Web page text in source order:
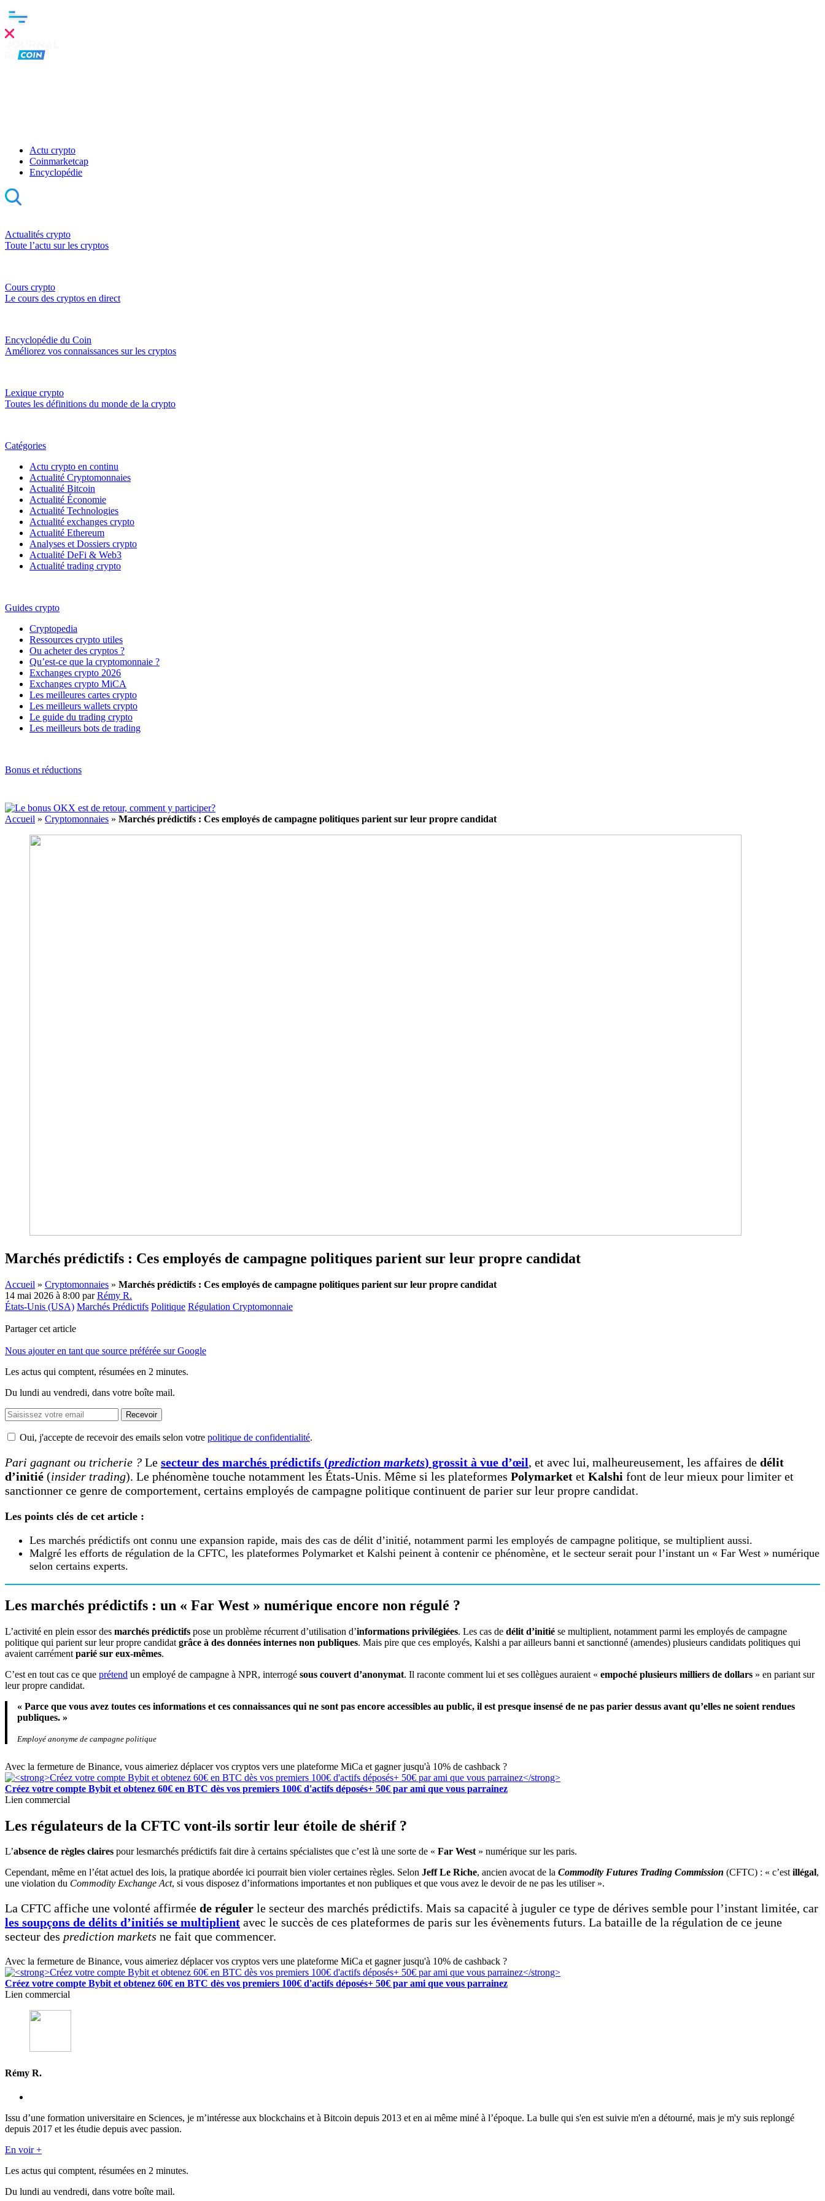
Actu crypto
Coinmarketcap
Encyclopédie
Actualités crypto
Toute l’actu sur les cryptos
Cours crypto
Le cours des cryptos en direct
Encyclopédie du Coin
Améliorez vos connaissances sur les cryptos
Lexique crypto
Toutes les définitions du monde de la crypto
Catégories
Actu crypto en continu
Actualité Cryptomonnaies
Actualité Bitcoin
Actualité Économie
Actualité Technologies
Actualité exchanges crypto
Actualité Ethereum
Analyses et Dossiers crypto
Actualité DeFi & Web3
Actualité trading crypto
Guides crypto
Cryptopedia
Ressources crypto utiles
Ou acheter des cryptos ?
Qu’est-ce que la cryptomonnaie ?
Exchanges crypto 2026
Exchanges crypto MiCA
Les meilleures cartes crypto
Les meilleurs wallets crypto
Le guide du trading crypto
Les meilleurs bots de trading
Bonus et réductions
Accueil » Cryptomonnaies » Marchés prédictifs : Ces employés de campagne politiques parient sur leur propre candidat
Marchés prédictifs : Ces employés de campagne politiques parient sur leur propre candidat
Accueil » Cryptomonnaies » Marchés prédictifs : Ces employés de campagne politiques parient sur leur propre candidat
14 mai 2026 à 8:00 parRémy R.
États-Unis (USA) Marchés Prédictifs Politique Régulation Cryptomonnaie
Partager cet article
Nous ajouter en tant que source préférée sur Google
Les actus qui comptent, résumées en 2 minutes.
Du lundi au vendredi, dans votre boîte mail.
Recevoir
Oui, j'accepte de recevoir des emails selon votre politique de confidentialité.
Pari gagnant ou tricherie ? Le secteur des marchés prédictifs (prediction markets) grossit à vue d’œil, et avec lui, malheureusement, les affaires de délit
d’initié (insider trading). Le phénomène touche notamment les États-Unis. Même si les plateformes Polymarket et Kalshi font de leur mieux pour limiter et
sanctionner ce genre de comportement, certains employés de campagne politique continuent de parier sur leur propre candidat.
Les points clés de cet article :
Les marchés prédictifs ont connu une expansion rapide, mais des cas de délit d’initié, notamment parmi les employés de campagne politique, se multiplient aussi.
Malgré les efforts de régulation de la CFTC, les plateformes Polymarket et Kalshi peinent à contenir ce phénomène, et le secteur serait pour l’instant un « Far West » numérique
selon certains experts.
Les marchés prédictifs : un « Far West » numérique encore non régulé ?
L’activité en plein essor des marchés prédictifs pose un problème récurrent d’utilisation d’informations privilégiées. Les cas de délit d’initié se multiplient, notamment parmi les employés de campagne
politique qui parient sur leur propre candidat grâce à des données internes non publiques. Mais pire que ces employés, Kalshi a par ailleurs banni et sanctionné (amendes) plusieurs candidats politiques qui
avaient carrément parié sur eux-mêmes.
C’est en tout cas ce que prétend un employé de campagne à NPR, interrogé sous couvert d’anonymat. Il raconte comment lui et ses collègues auraient « empoché plusieurs milliers de dollars » en pariant sur
leur propre candidat.
« Parce que vous avez toutes ces informations et ces connaissances qui ne sont pas encore accessibles au public, il est presque insensé de ne pas parier dessus avant qu’elles ne soient rendues
publiques. »
Employé anonyme de campagne politique
Avec la fermeture de Binance, vous aimeriez déplacer vos cryptos vers une plateforme MiCa et gagner jusqu'à 10% de cashback ?
Créez votre compte Bybit et obtenez 60€ en BTC dès vos premiers 100€ d'actifs déposés+ 50€ par ami que vous parrainez
Lien commercial
Les régulateurs de la CFTC vont-ils sortir leur étoile de shérif ?
L’absence de règles claires pour lesmarchés prédictifs fait dire à certains spécialistes que c’est là une sorte de « Far West» numérique sur les paris.
Cependant, même en l’état actuel des lois, la pratique abordée ici pourrait bien violer certaines règles. Selon Jeff Le Riche, ancien avocat de la Commodity Futures Trading Commission (CFTC) : « c’estillégal,
une violation du Commodity Exchange Act, si vous disposez d’informations importantes et non publiques et que vous avez le devoir de ne pas les utiliser ».
La CFTC affiche une volonté affirmée de réguler le secteur des marchés prédictifs. Mais sa capacité à juguler ce type de dérives semble pour l’instant limitée, car
les soupçons de délits d’initiés se multiplient avec le succès de ces plateformes de paris sur les évènements futurs. La bataille de la régulation de ce jeune
secteur des prediction markets ne fait que commencer.
Avec la fermeture de Binance, vous aimeriez déplacer vos cryptos vers une plateforme MiCa et gagner jusqu'à 10% de cashback ?
Créez votre compte Bybit et obtenez 60€ en BTC dès vos premiers 100€ d'actifs déposés+ 50€ par ami que vous parrainez
Lien commercial
Rémy R.
Issu d’une formation universitaire en Sciences, je m’intéresse aux blockchains et à Bitcoin depuis 2013 et en ai même miné à l’époque. La bulle qui s'en est suivie m'en a détourné, mais je m'y suis replongé
depuis 2017 et les étudie depuis avec passion.
En voir +
Les actus qui comptent, résumées en 2 minutes.
Du lundi au vendredi, dans votre boîte mail.